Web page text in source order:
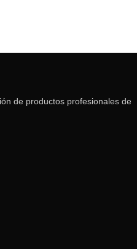
de productos profesionales de